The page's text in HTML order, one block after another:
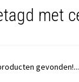
met
gevonden!...